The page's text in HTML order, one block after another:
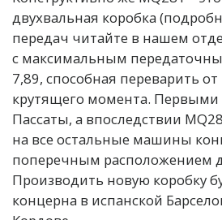
двухвальная коробка
передач читайте в нашем
с максимальным
7,89, способная переварить
крутящего момента. Первыми
Пассаты, а впоследствии
на все остальные машины
поперечным расположением
Производить новую коробку
концерна в испанской